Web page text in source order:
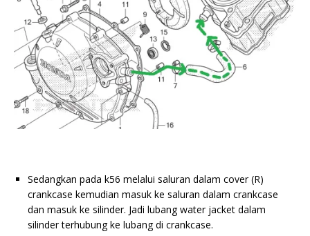
Sedangkan pada k56 melalui saluran dalam cover (R)
crankcase kemudian masuk ke saluran dalam crankcase
dan masuk ke silinder. Jadi lubang water jacket dalam
silinder terhubung ke lubang di crankcase.